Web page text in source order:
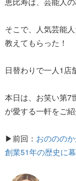
そこで、人気芸能
教えてもらった！
日替わりで一人1店
本日は、お笑い第7
が愛する一軒をご紹
▶前回： おののの
創業51年の歴史に